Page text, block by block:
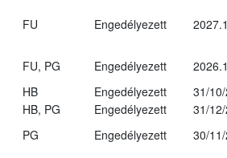
FU Engedélyezett
FU, PG Engedélyezett
HB Engedélyezett
31/
HB, PG Engedélyezett
31/
PG Engedélyezett
30/